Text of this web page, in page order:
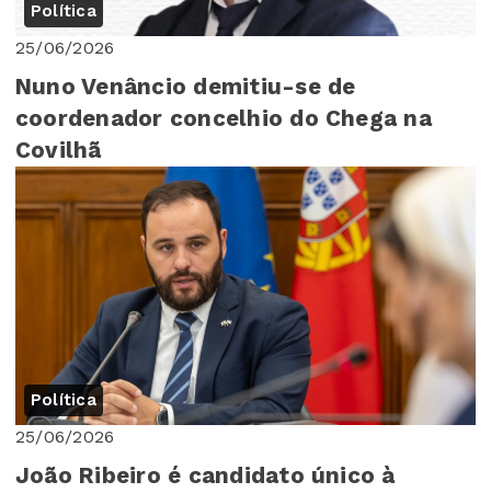
Política
25/06/2026
Nuno Venâncio demitiu-se de
coordenador concelhio do Chega na
Covilhã
Política
25/06/2026
João Ribeiro é candidato único à